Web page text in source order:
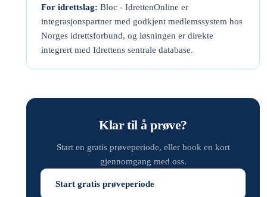
For idrettslag: Bloc - IdrettenOnline er
integrasjonspartner med godkjent medlemssystem hos
Norges idrettsforbund, og løsningen er direkte
integrert med Idrettens sentrale database.
Klar til å prøve?
Start en gratis prøveperiode, eller book en kort
gjennomgang med oss.
Start gratis prøveperiode